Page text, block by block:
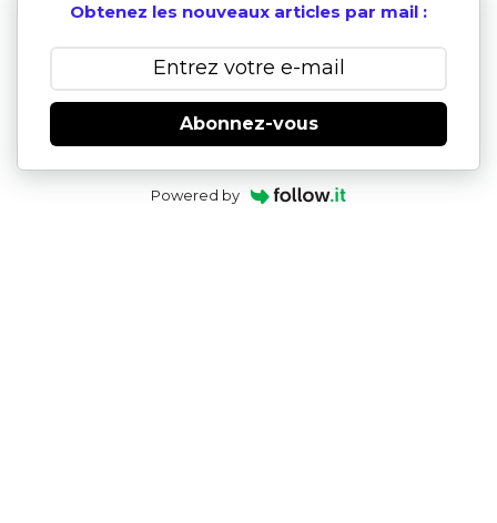
Obtenez les nouveaux articles par mail :
Abonnez-vous
Powered by